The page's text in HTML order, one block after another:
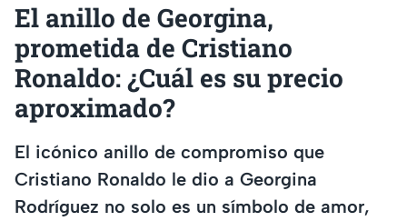
El anillo de Georgina,
prometida de Cristiano
Ronaldo: ¿Cuál es su precio
aproximado?
El icónico anillo de compromiso que
Cristiano Ronaldo le dio a Georgina
Rodríguez no solo es un símbolo de amor,